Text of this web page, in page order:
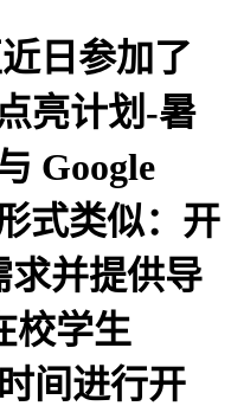
日参加了
亮计划-暑
Google
式类似：开
求并提供导
校学生
间进行开